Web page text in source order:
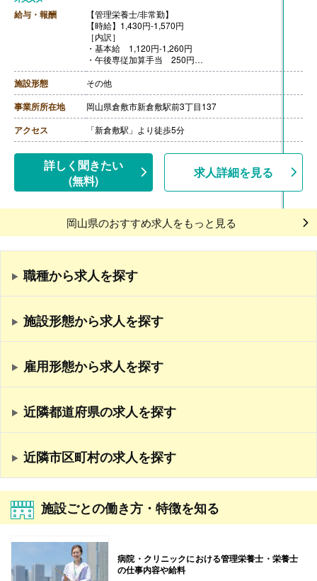
給与・報酬
【管理栄養士/非常勤】
【時給】1,430円-1,570円
［内訳］
・基本給 1,120円-1,260円
・午後専従加算手当 250円
・地域医療貢献手当 60円
［その他手当］
・登録販売員 時給＋100円
・管理栄養士 時給＋100円
・リフレッシュトラベル奨励金:1年以上勤務の場合、国
内20,000円/海外30,000円
【通勤手当】月額50,000円
【賞与】なし
【退職金】なし
施設形態 その他
事業所所在地 岡山県倉敷市新倉敷駅前3丁目137
アクセス 「新倉敷駅」より徒歩5分
詳しく聞きたい
(無料)
求人詳細を見る
岡山県のおすすめ求人をもっと見る
職種から求人を探す
施設形態から求人を探す
雇用形態から求人を探す
近隣都道府県の求人を探す
近隣市区町村の求人を探す
施設ごとの働き方・特徴を知る
病院・クリニックにおける管理栄養士・栄養士
の仕事内容や給料